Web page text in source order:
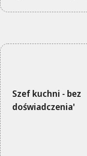
Szef kuchni - bez
doświadczenia'